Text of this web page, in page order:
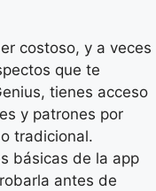
costoso, y a veces
que te
tienes acceso
y patrones por
tradicional.
básicas de la app
antes de